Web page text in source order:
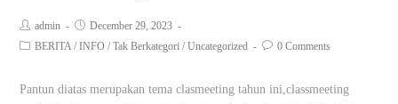
admin
December 29, 2023
BERITA / INFO / Tak Berkategori / Uncategorized 0 Comments
Pantun diatas merupakan tema clasmeeting tahun ini,classmeeting